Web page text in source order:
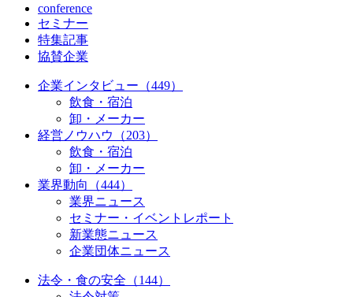
conference
セミナー
特集記事
協賛企業
企業インタビュー（449）
飲食・宿泊
卸・メーカー
経営ノウハウ（203）
飲食・宿泊
卸・メーカー
業界動向（444）
業界ニュース
セミナー・イベントレポート
新業態ニュース
企業団体ニュース
法令・食の安全（144）